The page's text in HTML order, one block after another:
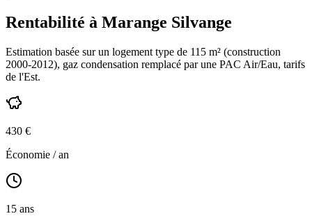
Rentabilité à Marange Silvange
Estimation basée sur un logement type de 115 m² (construction
2000-2012), gaz condensation remplacé par une PAC Air/Eau, tarifs
de l'Est.
430 €
Économie / an
15 ans